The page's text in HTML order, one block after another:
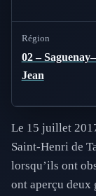
Région
02 –
Jean
Le 15 juillet
Saint-Henri de
lorsqu’ils ont
ont aperçu deux